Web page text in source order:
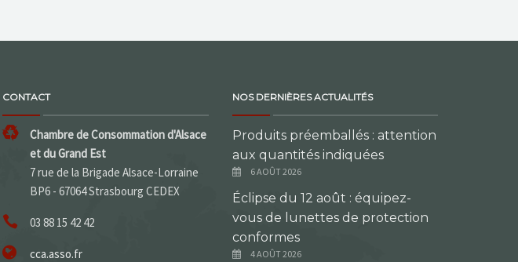
CONTACT
Chambre de Consommation d'Alsace
et du Grand Est
7 rue de la Brigade Alsace-Lorraine
BP6 - 67064 Strasbourg CEDEX
03 88 15 42 42
cca.asso.fr
NOS DERNIÈRES ACTUALITÉS
Produits préemballés : attention
aux quantités indiquées
6 AOÛT 2026
Éclipse du 12 août : équipez-
vous de lunettes de protection
conformes
4 AOÛT 2026